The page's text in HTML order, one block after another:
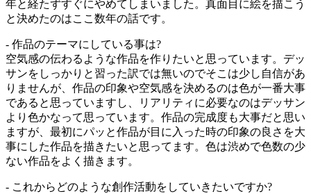
年と経たずすぐにやめてしまいました。真面目に絵を描こう
と決めたのはここ数年の話です。
- 作品のテーマにしている事は?
空気感の伝わるような作品を作りたいと思っています。デッ
サンをしっかりと習った訳では無いのでそこは少し自信があ
りませんが、作品の印象や空気感を決めるのは色が一番大事
であると思っていますし、リアリティに必要なのはデッサン
より色かなって思っています。作品の完成度も大事だと思い
ますが、最初にパッと作品が目に入った時の印象の良さを大
事にした作品を描きたいと思ってます。色は渋めで色数の少
ない作品をよく描きます。
- これからどのような創作活動をしていきたいですか?